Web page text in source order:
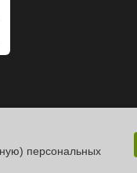
персональных